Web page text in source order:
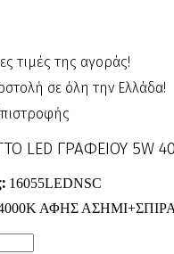
τιμές της αγοράς!
σε όλη την Ελλάδα!
LED ΓΡΑΦΕΙΟΥ 5W
16055LEDNSC
ΑΦΗΣ